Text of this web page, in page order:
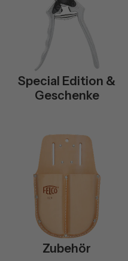
Special Edition &
Geschenke
Zubehör